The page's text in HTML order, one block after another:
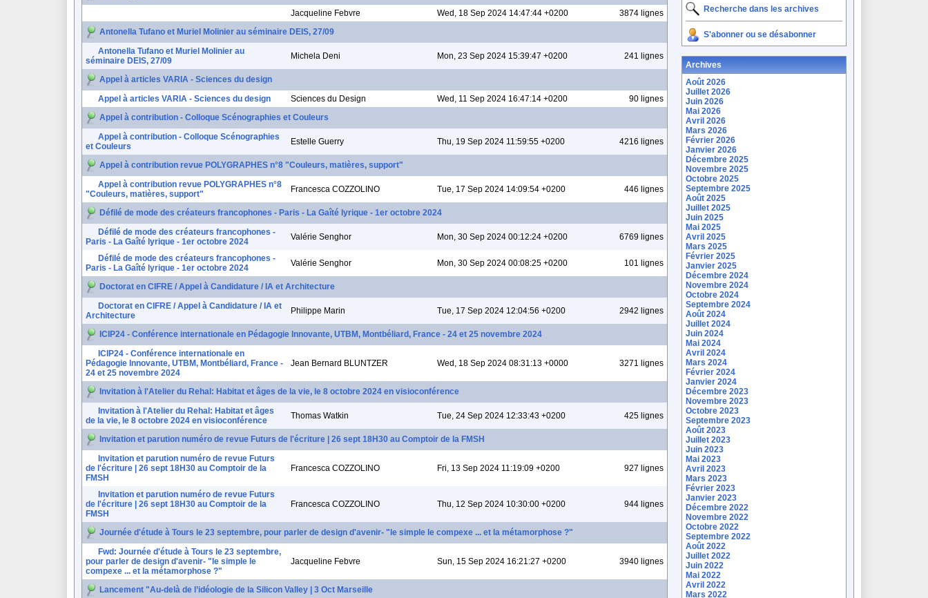
Jacqueline Febvre
Wed, 18 Sep 2024 14:47:44 +0200
3874 lignes
Antonella Tufano et Muriel Molinier au séminaire DEIS, 27/09
Antonella Tufano et Muriel Molinier au
séminaire DEIS, 27/09
Michela Deni Mon, 23 Sep 2024 15:39:47 +0200 241 lignes
Appel à articles VARIA - Sciences du design
Appel à articles VARIA - Sciences du design
Sciences du Design Wed, 11 Sep 2024 16:47:14 +0200
90 lignes
Appel à contribution - Colloque Scénographies et Couleurs
Appel à contribution - Colloque Scénographies
et Couleurs
Estelle Guerry Thu, 19 Sep 2024 11:59:55 +0200 4216 lignes
Appel à contribution revue POLYGRAPHES n°8 "Couleurs, matières, support"
Appel à contribution revue POLYGRAPHES n°8
"Couleurs, matières, support"
Francesca COZZOLINO Tue, 17 Sep 2024 14:09:54 +0200 446 lignes
Défilé de mode des créateurs francophones - Paris - La Gaîté lyrique - 1er octobre 2024
Défilé de mode des créateurs francophones -
Paris - La Gaîté lyrique - 1er octobre 2024
Valérie Senghor Mon, 30 Sep 2024 00:12:24 +0200 6769 lignes
Défilé de mode des créateurs francophones -
Paris - La Gaîté lyrique - 1er octobre 2024
Valérie Senghor Mon, 30 Sep 2024 00:08:25 +0200 101 lignes
Doctorat en CIFRE / Appel à Candidature / IA et Architecture
Doctorat en CIFRE / Appel à Candidature / IA et
Architecture
Philippe Marin Tue, 17 Sep 2024 12:04:56 +0200 2942 lignes
ICIP24 - Conférence internationale en Pédagogie Innovante, UTBM, Montbéliard, France - 24 et 25 novembre 2024
ICIP24 - Conférence internationale en
Pédagogie Innovante, UTBM, Montbéliard, France -
24 et 25 novembre 2024
Jean Bernard BLUNTZER Wed, 18 Sep 2024 08:31:13 +0000 3271 lignes
Invitation à l'Atelier du Rehal: Habitat et âges de la vie, le 8 octobre 2024 en visioconférence
Invitation à l'Atelier du Rehal: Habitat et âges
de la vie, le 8 octobre 2024 en visioconférence
Thomas Watkin Tue, 24 Sep 2024 12:33:43 +0200 425 lignes
Invitation et parution numéro de revue Futurs de l'écriture | 26 sept 18H30 au Comptoir de la FMSH
Invitation et parution numéro de revue Futurs
de l'écriture | 26 sept 18H30 au Comptoir de la
FMSH
Francesca COZZOLINO Fri, 13 Sep 2024 11:19:09 +0200 927 lignes
Invitation et parution numéro de revue Futurs
de l'écriture | 26 sept 18H30 au Comptoir de la
FMSH
Francesca COZZOLINO Thu, 12 Sep 2024 10:30:00 +0200 944 lignes
Journée d'étude à Tours le 23 septembre, pour parler de design d'avenir- "le simple le compexe ... et la métamorphose ?"
Fwd: Journée d'étude à Tours le 23 septembre,
pour parler de design d'avenir- "le simple le
compexe ... et la métamorphose ?"
Jacqueline Febvre Sun, 15 Sep 2024 16:21:27 +0200 3940 lignes
Lancement "Au-delà de l’idéologie de la Silicon Valley | 3 Oct Marseille
Recherche dans les archives
S'abonner ou se désabonner
Archives
Août 2026
Juillet 2026
Juin 2026
Mai 2026
Avril 2026
Mars 2026
Février 2026
Janvier 2026
Décembre 2025
Novembre 2025
Octobre 2025
Septembre 2025
Août 2025
Juillet 2025
Juin 2025
Mai 2025
Avril 2025
Mars 2025
Février 2025
Janvier 2025
Décembre 2024
Novembre 2024
Octobre 2024
Septembre 2024
Août 2024
Juillet 2024
Juin 2024
Mai 2024
Avril 2024
Mars 2024
Février 2024
Janvier 2024
Décembre 2023
Novembre 2023
Octobre 2023
Septembre 2023
Août 2023
Juillet 2023
Juin 2023
Mai 2023
Avril 2023
Mars 2023
Février 2023
Janvier 2023
Décembre 2022
Novembre 2022
Octobre 2022
Septembre 2022
Août 2022
Juillet 2022
Juin 2022
Mai 2022
Avril 2022
Mars 2022